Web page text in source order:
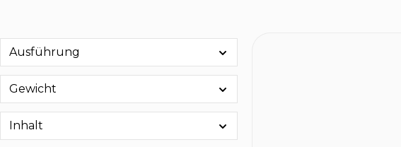
Ausführung
Gewicht
Inhalt